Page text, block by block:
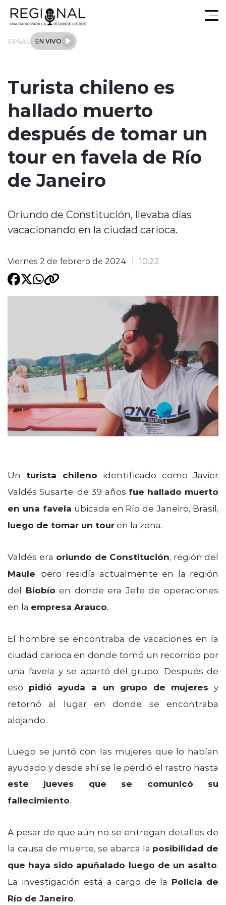
SEÑAL EN VIVO
Tendencias
Internacional
Entrevistas
Turista chileno es
hallado muerto
después de tomar un
tour en favela de Río
de Janeiro
Oriundo de Constitución, llevaba días
vacacionando en la ciudad carioca.
Viernes 2 de febrero de 2024 10:22
Un turista chileno identificado como Javier
Valdés Susarte, de 39 años fue hallado muerto
en una favela ubicada en Río de Janeiro, Brasil,
luego de tomar un tour en la zona.
Valdés era oriundo de Constitución, región del
Maule, pero residía actualmente en la región
del Biobío en donde era Jefe de operaciones
en la empresa Arauco.
El hombre se encontraba de vacaciones en la
ciudad carioca en donde tomó un recorrido por
una favela y se apartó del grupo. Después de
eso pidió ayuda a un grupo de mujeres y
retornó al lugar en donde se encontraba
alojando.
Luego se juntó con las mujeres que lo habían
ayudado y desde ahí se le perdió el rastro hasta
este jueves que se comunicó su
fallecimiento.
A pesar de que aún no se entregan detalles de
la causa de muerte, se abarca la posibilidad de
que haya sido apuñalado luego de un asalto.
La investigación está a cargo de la Policía de
Río de Janeiro.